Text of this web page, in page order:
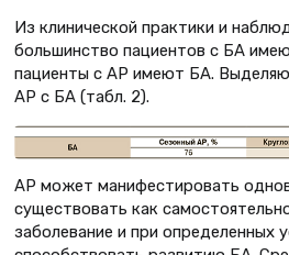
Из клинической практики и
большинство пациентов с БА
пациенты с АР имеют БА.
АР с БА (табл. 2).
АР может манифестировать
существовать как
заболевание и при определенных